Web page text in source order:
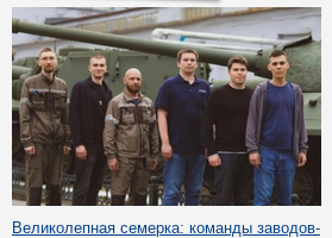
Великолепная семерка: команды заводов-